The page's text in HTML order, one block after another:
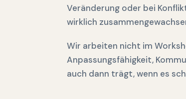
Veränderung oder bei
wirklich
Wir arbeiten nicht im
Anpassungsfähigkeit,
auch dann trägt, wenn es